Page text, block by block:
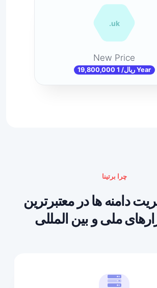
.uk
New Price
19,800,000 ریال/ 1 Year
چرا برتینا
دامنه ها در معتبرترین
ملی و بین المللی